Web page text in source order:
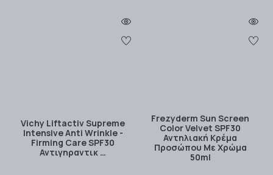
Vichy Liftactiv Supreme
Intensive Anti Wrinkle -
Firming Care SPF30
Αντιγηραντικ …
Frezyderm Sun Screen
Color Velvet SPF30
Αντηλιακή Κρέμα
Προσώπου Με Χρώμα
50ml